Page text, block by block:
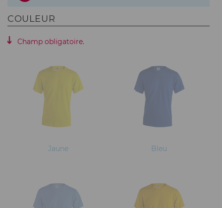
COULEUR
Champ obligatoire.
Jaune Bleu